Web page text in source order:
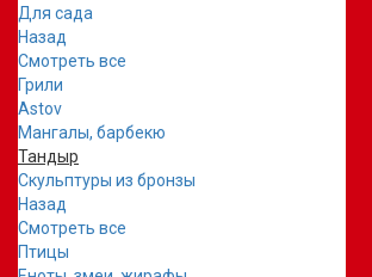
Для сада
Назад
Смотреть все
Грили
Astov
Мангалы, барбекю
Тандыр
Скульптуры из бронзы
Назад
Смотреть все
Птицы